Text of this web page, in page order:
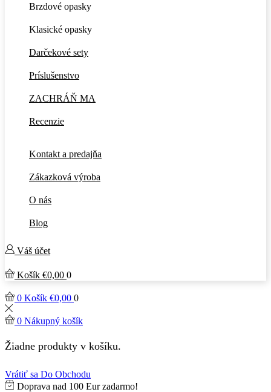
Brzdové opasky
Klasické opasky
Darčekové sety
Príslušenstvo
ZACHRÁŇ MA
Recenzie
Kontakt a predajňa
Zákazková výroba
O nás
Blog
Váš účet
Košík €0,00 0
0 Košík €0,00 0
0 Nákupný košík
Žiadne produkty v košíku.
Vrátiť sa Do Obchodu
Doprava nad 100 Eur zadarmo!